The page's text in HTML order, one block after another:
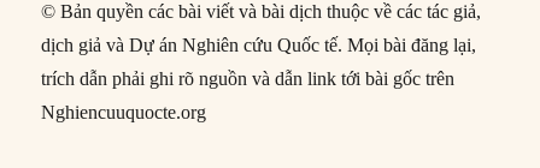
© Bản quyền các bài viết và bài dịch thuộc về các tác giả,
dịch giả và Dự án Nghiên cứu Quốc tế. Mọi bài đăng lại,
trích dẫn phải ghi rõ nguồn và dẫn link tới bài gốc trên
Nghiencuuquocte.org